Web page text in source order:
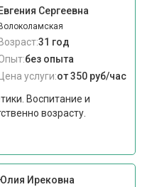
Евгения Сергеевна
Волоколамская
Возраст:31 год
без опыта
Цена услуги:от 350 руб/час
Воспитание и
возрасту.
Юлия Ирековна